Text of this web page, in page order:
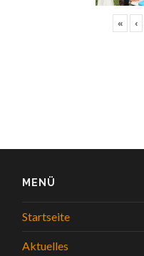
« ‹
MENÜ
Startseite
Aktuelles